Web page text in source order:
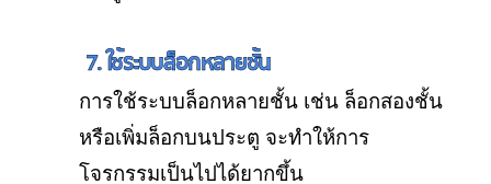
7. ใช้ระบบล็อกหลายชั้น
การใช้ระบบล็อกหลายชั้น เช่น ล็อกสองชั้น
หรือเพิ่มล็อกบนประตู จะทำให้การ
โจรกรรมเป็นไปได้ยากขึ้น